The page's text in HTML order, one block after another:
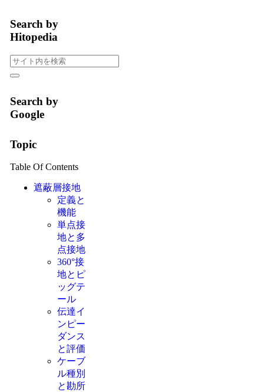
Search by
Hitopedia
Search by
Google
Topic
Table Of Contents
遮蔽層接地
定義と
機能
単点接
地と多
点接地
360°接
地とピ
ッグテ
ール
伝達イ
ンピー
ダンス
と評価
ケーブ
ル種別
と勘所